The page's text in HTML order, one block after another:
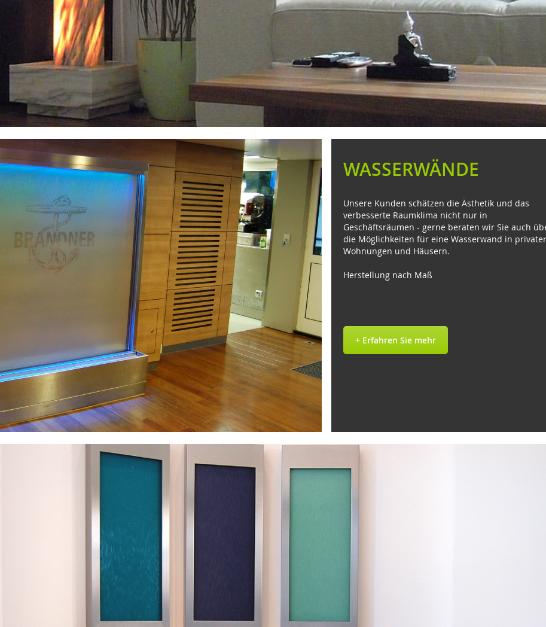
WASSERWÄNDE
Unsere Kunden schätzen die Ästhetik und das
verbesserte Raumklima nicht nur in
Geschäftsräumen - gerne beraten wir Sie auch
die Möglichkeiten für eine Wasserwand in
Wohnungen und Häusern.
Herstellung nach Maß
+ Erfahren Sie mehr